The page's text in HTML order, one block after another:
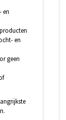
en
en
geen